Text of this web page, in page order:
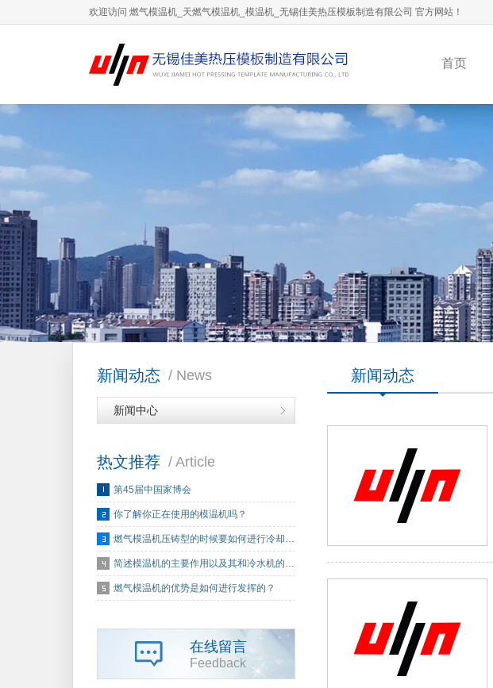
欢迎访问 燃气模温机_天燃气模温机_模温机_无锡佳美热压模板制造有限公司 官方网站！
首页
新闻动态 / News
新闻中心
热文推荐 / Article
第45届中国家博会
你了解你正在使用的模温机吗？
燃气模温机压铸型的时候要如何进行冷却…
简述模温机的主要作用以及其和冷水机的…
燃气模温机的优势是如何进行发挥的？
在线留言
Feedback
新闻动态